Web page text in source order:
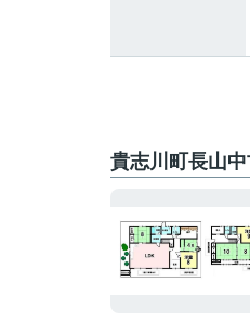
貴志川町長山